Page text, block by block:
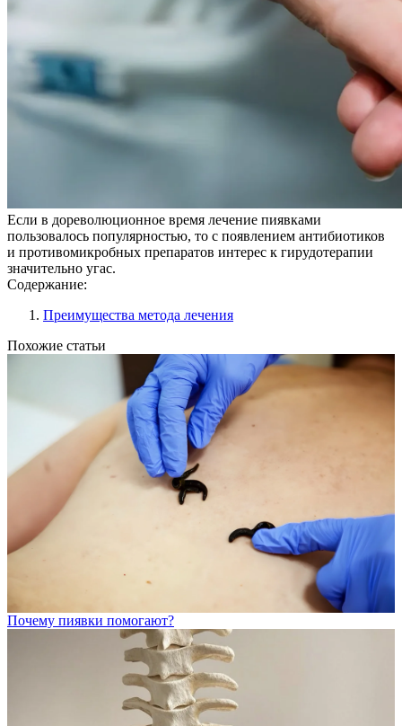
Если в дореволюционное время лечение пиявками
пользовалось популярностью, то с появлением антибиотиков
и противомикробных препаратов интерес к гирудотерапии
значительно угас.
Содержание:
Преимущества метода лечения
Похожие статьи
Почему пиявки помогают?